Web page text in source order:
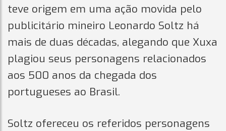
teve origem em uma ação movida pelo
publicitário mineiro Leonardo Soltz há
mais de duas décadas, alegando que Xuxa
plagiou seus personagens relacionados
aos 500 anos da chegada dos
portugueses ao Brasil.
Soltz ofereceu os referidos personagens